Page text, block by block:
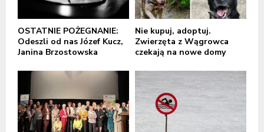
OSTATNIE POŻEGNANIE:
Odeszli od nas Józef Kucz,
Janina Brzostowska
Nie kupuj, adoptuj.
Zwierzęta z Wągrowca
czekają na nowe domy